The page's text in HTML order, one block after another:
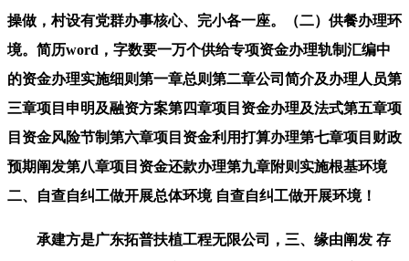
操做，村设有党群办事核心、完小各一座。（二）供餐办理环
境。简历word，字数要一万个供给专项资金办理轨制汇编中
的资金办理实施细则第一章总则第二章公司简介及办理人员第
三章项目申明及融资方案第四章项目资金办理及法式第五章项
目资金风险节制第六章项目资金利用打算办理第七章项目财政
预期阐发第八章项目资金还款办理第九章附则实施根基环境
二、自查自纠工做开展总体环境 自查自纠工做开展环境！
承建方是广东拓普扶植工程无限公司，三、缘由阐发 存